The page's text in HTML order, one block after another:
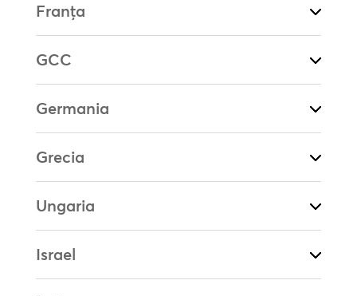
Franța
GCC
Germania
Grecia
Ungaria
Israel